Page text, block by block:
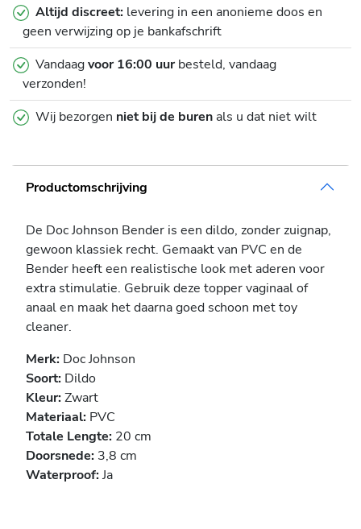
Altijd discreet: levering in een anonieme doos en
geen verwijzing op je bankafschrift
Vandaagvoor 16:00 uurbesteld, vandaag
verzonden!
Wij bezorgen niet bij de burenals u dat niet wilt
Productomschrijving
De Doc Johnson Bender is een dildo, zonder zuignap,
gewoon klassiek recht. Gemaakt van PVC en de
Bender heeft een realistische look met aderen voor
extra stimulatie. Gebruik deze topper vaginaal of
anaal en maak het daarna goed schoon met toy
cleaner.
Merk: Doc Johnson
Soort: Dildo
Kleur:Zwart
Materiaal: PVC
Totale Lengte: 20 cm
Doorsnede: 3,8 cm
Waterproof:Ja